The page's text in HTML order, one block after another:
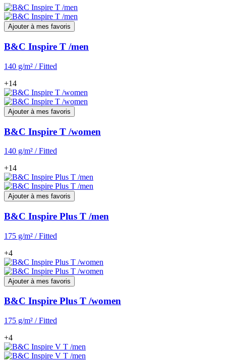
Ajouter à mes favoris
B&C Inspire T /men
140 g/m² / Fitted
+14
Ajouter à mes favoris
B&C Inspire T /women
140 g/m² / Fitted
+14
Ajouter à mes favoris
B&C Inspire Plus T /men
175 g/m² / Fitted
+4
Ajouter à mes favoris
B&C Inspire Plus T /women
175 g/m² / Fitted
+4